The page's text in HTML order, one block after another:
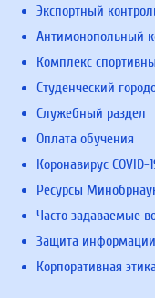
Экспортный
Антимонопольный
Комплекс
Студенческий
Служебный раздел
Оплата обучения
Коронавирус COVID-
Ресурсы
Часто задаваемые
Защита информации
Корпоративная